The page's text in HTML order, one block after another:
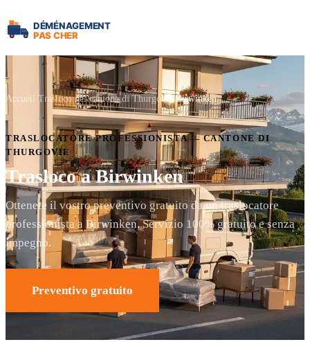
Accueil Trasloco nel cantone di Thurgovie Birwinken
TRASLOCATORE PROFESSIONISTA — CANTONE DI
THURGOVIE
Trasloco a Birwinken
Ottenete il vostro preventivo gratuito da un traslocatore
professionista a Birwinken. Servizio 100% gratuito e senza
impegno.
Preventivo gratuito